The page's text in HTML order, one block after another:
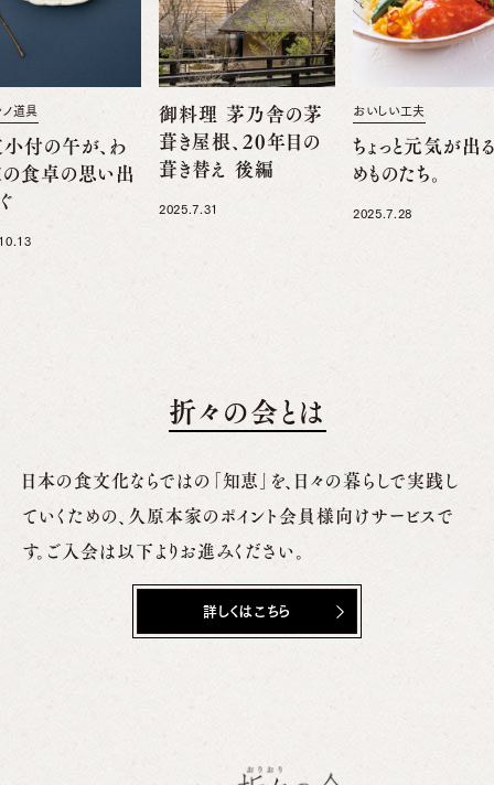
道具
付の午が、わ
食卓の思い出
御料理 茅乃舎の茅
葺き屋根、20年目の
葺き替え 後編
2025.7.31
おいしい工夫
ちょっと元気が出
めものたち。
2025.7.28
折々の会とは
日本の食文化ならではの「知恵」を、日々の暮らしで実践し
ていくための、
久原本家のポイント会員様向けサービスで
す。ご入会は以下よりお進みください。
詳しくはこちら